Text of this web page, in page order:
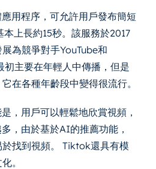
用程序，可允許用戶發布簡短
上長約15秒。該服務於2017
為競爭對手YouTube和
主要在年輕人中傳播，但是
在各種年齡段中變得很流行。
，用戶可以輕鬆地欣賞視頻，
，由於基於AI的推薦功能，
找到視頻。 Tiktok還具有模
。